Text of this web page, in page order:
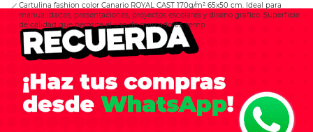
Cartulina fashion color Canario ROYAL CAST 170g/m² 65x50 cm. Ideal para
manualidades, presentaciones, proyectos escolares y diseno grafico. Superficie
de calidad que permite el uso de marcadores, temp